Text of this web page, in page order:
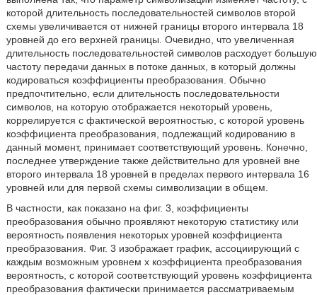
которой длительность последовательностей символов второй
схемы увеличивается от нижней границы второго интервала 18
уровней до его верхней границы. Очевидно, что увеличенная
длительность последовательностей символов расходует большую
частоту передачи данных в потоке данных, в который должны
кодироваться коэффициенты преобразования. Обычно
предпочтительно, если длительность последовательности
символов, на которую отображается некоторый уровень,
коррелируется с фактической вероятностью, с которой уровень
коэффициента преобразования, подлежащий кодированию в
данный момент, принимает соответствующий уровень. Конечно,
последнее утверждение также действительно для уровней вне
второго интервала 18 уровней в пределах первого интервала 16
уровней или для первой схемы символизации в общем.
В частности, как показано на фиг. 3, коэффициенты
преобразования обычно проявляют некоторую статистику или
вероятность появления некоторых уровней коэффициента
преобразования. Фиг. 3 изображает график, ассоциирующий с
каждым возможным уровнем x коэффициента преобразования
вероятность, с которой соответствующий уровень коэффициента
преобразования фактически принимается рассматриваемым